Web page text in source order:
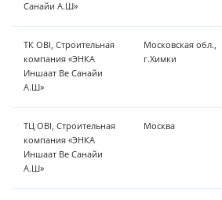
Санайи А.Ш»
ТК OBI, Строительная
компания «ЭНКА
Иншаат Ве Санайи
А.Ш»
Московская обл.,
г.Химки
ТЦ OBI, Строительная
компания «ЭНКА
Иншаат Ве Санайи
А.Ш»
Москва